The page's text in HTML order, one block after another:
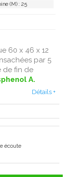
(M) : 25
60 x 46 x 12
par 5
de fin de
A.
Détails +
écoute